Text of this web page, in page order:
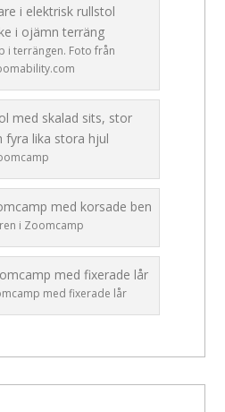
i terrängen. Foto från
i Zoomcamp
med fixerade lår